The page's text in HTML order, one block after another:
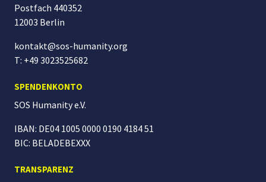
Postfach 440352
12003 Berlin
kontakt@sos-humanity.org
T: +49 3023525682
SPENDENKONTO
SOS Humanitye.V.
IBAN: DE04 1005 0000 0190 4184 51
BIC: BELADEBEXXX
TRANSPARENZ